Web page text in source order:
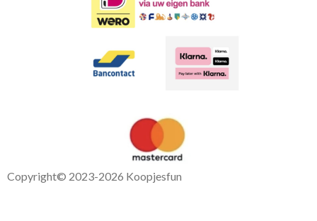
Copyright© 2023-2026 Koopjesfun